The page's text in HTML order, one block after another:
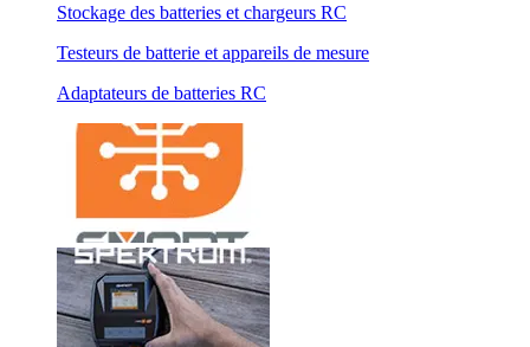
Stockage des batteries et chargeurs RC
Testeurs de batterie et appareils de mesure
Adaptateurs de batteries RC